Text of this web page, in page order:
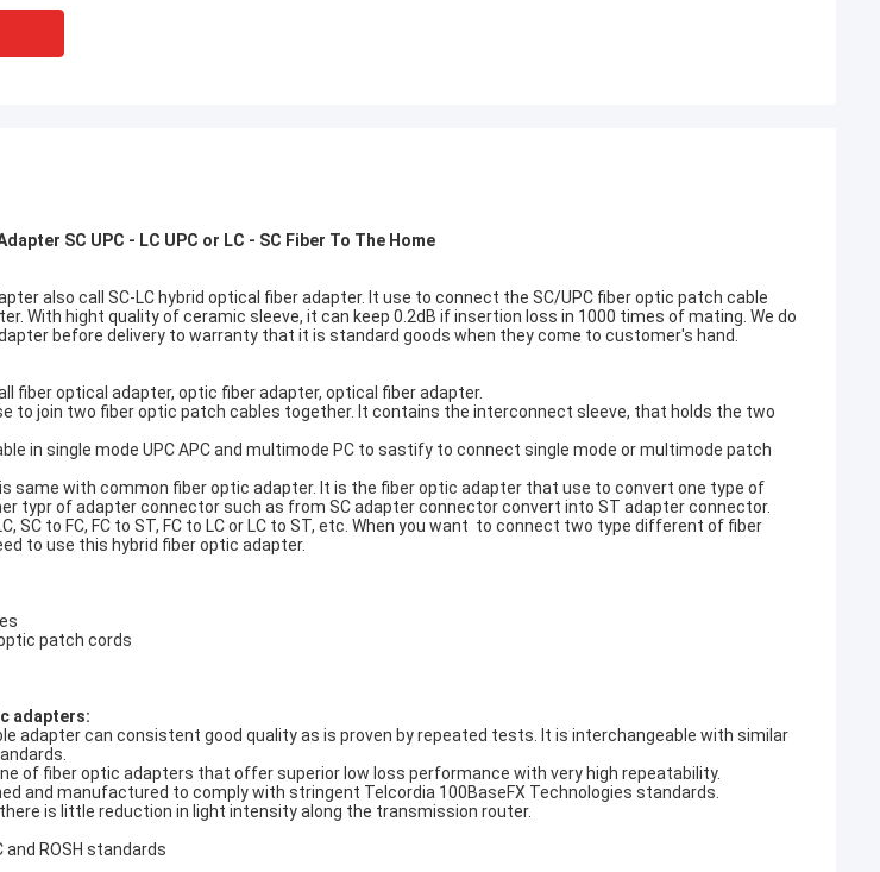
SC UPC - LC UPC or LC - SC Fiber To The Home
also call SC-LC hybrid optical fiber adapter. It use to connect the SC/UPC fiber optic patch cable
With hight quality of ceramic sleeve, it can keep 0.2dB if insertion loss in 1000 times of mating. We do
before delivery to warranty that it is standard goods when they come to customer's hand.
fiber optical adapter, optic fiber adapter, optical fiber adapter.
to join two fiber optic patch cables together. It contains the interconnect sleeve, that holds the two
in single mode UPC APC and multimode PC to sastify to connect single mode or multimode patch
same with common fiber optic adapter. It is the fiber optic adapter that use to convert one type of
typr of adapter connector such as from SC adapter connector convert into ST adapter connector.
SC to FC, FC to ST, FC to LC or LC to ST, etc. When you want to connect two type different of fiber
to use this hybrid fiber optic adapter.
patch cords
adapters:
adapter can consistent good quality as is proven by repeated tests. It is interchangeable with similar
of fiber optic adapters that offer superior low loss performance with very high repeatability.
and manufactured to comply with stringent Telcordia 100BaseFX Technologies standards.
is little reduction in light intensity along the transmission router.
ROSH standards